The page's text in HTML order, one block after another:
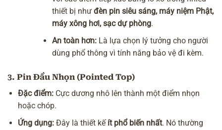
thiết bị nhưđèn pin siêu sáng, máy niệm Phật,
máy xông hơi, sạc dự phòng.
An toàn hơn: Là lựa chọn lý tưởng cho người
dùng phổ thông vì tính năng bảo vệ đi kèm.
3. Pin Đầu Nhọn (Pointed Top)
Đặc điểm: Cực dương nhô lên thành một điểm nhọn
hoặc chóp.
Ứng dụng: Đây là thiết kế ít phổ biến nhất. Nó thường